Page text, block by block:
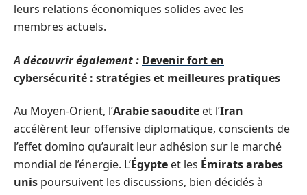
leurs relations économiques solides avec les
membres actuels.
A découvrir également : Devenir fort en
cybersécurité : stratégies et meilleures pratiques
Au Moyen-Orient, l’Arabie saoudite et l’Iran
accélèrent leur offensive diplomatique, conscients de
l’effet domino qu’aurait leur adhésion sur le marché
mondial de l’énergie. L’Égypte et les Émirats arabes
unis poursuivent les discussions, bien décidés à